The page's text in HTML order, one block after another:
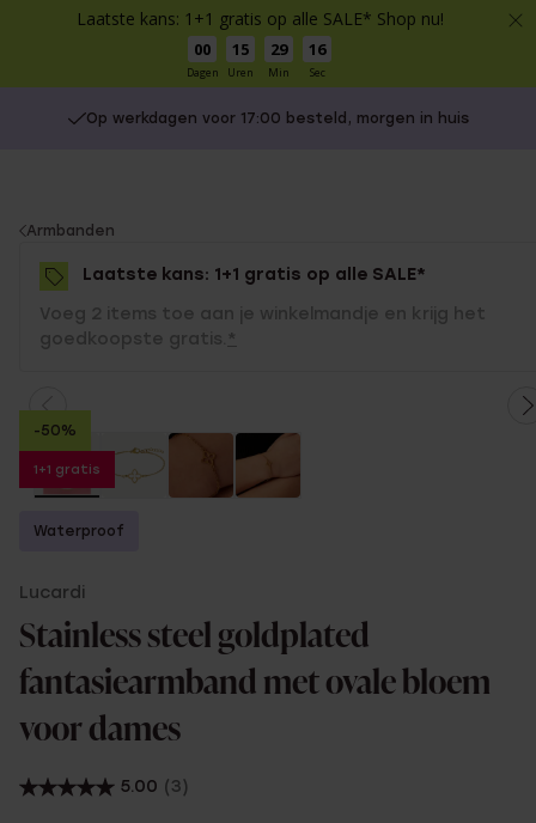
Laatste kans: 1+1 gratis op alle SALE* Shop nu!
00
Dagen
15
Uren
29
Min
16
Sec
Op werkdagen voor 17:00 besteld, morgen in huis
You
are
here:
Armbanden
Laatste kans: 1+1 gratis op alle SALE*
Voeg 2 items toe aan je winkelmandje en krijg het
goedkoopste gratis. *
-50%
1+1 gratis
Waterproof
Lucardi
Stainless steel goldplated
fantasiearmband met ovale bloem
voor dames
5.00 (3)